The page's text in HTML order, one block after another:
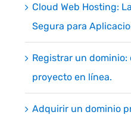
Cloud Web Hosting:
Segura para
Registrar un
proyecto en línea.
Adquirir un dominio